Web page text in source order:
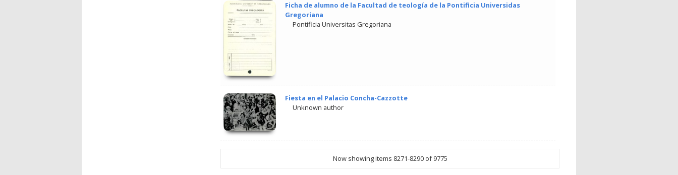
Ficha de alumno de la Facultad de teología de la Pontificia Universidas
Gregoriana
Pontificia Universitas Gregoriana
Fiesta en el Palacio Concha-Cazzotte
Unknown author
Now showing items 8271-8290 of 9775